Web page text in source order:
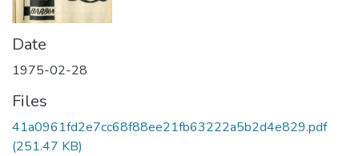
Date
1975-02-28
Files
41a0961fd2e7cc68f88ee21fb63222a5b2d4e829.pdf
(251.47 KB)